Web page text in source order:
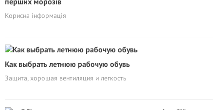
Корисна iнформація
Как выбрать летнюю рабочую обувь
Защита, хорошая вентиляция и легкость